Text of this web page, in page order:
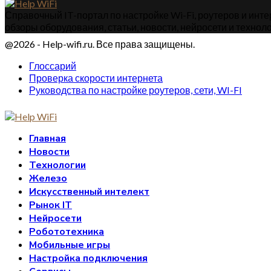
@2026 - Help-wifi.ru. Все права защищены.
Глоссарий
Проверка скорости интернета
Руководства по настройке роутеров, сети, WI-FI
Главная
Новости
Технологии
Железо
Искусственный интелект
Рынок IT
Нейросети
Робототехника
Мобильные игры
Настройка подключения